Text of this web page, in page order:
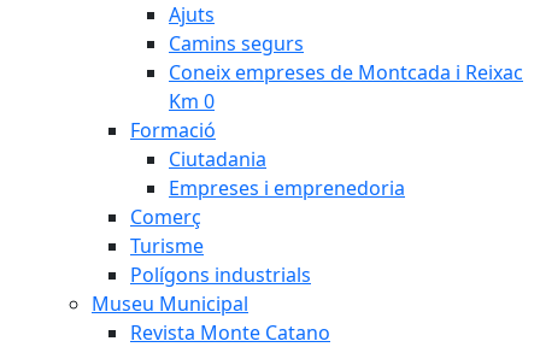
Ajuts
Camins segurs
Coneix empreses de Montcada i Reixac
Km 0
Formació
Ciutadania
Empreses i emprenedoria
Comerç
Turisme
Polígons industrials
Museu Municipal
Revista Monte Catano